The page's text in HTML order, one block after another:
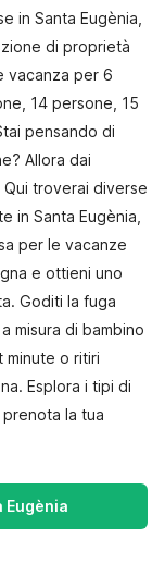
in Santa Eugènia,
di proprietà
vacanza per 6
14 persone, 15
pensando di
Allora dai
troverai diverse
in Santa Eugènia,
per le vacanze
e ottieni uno
Goditi la fuga
misura di bambino
o ritiri
Esplora i tipi di
la tua
Eugènia